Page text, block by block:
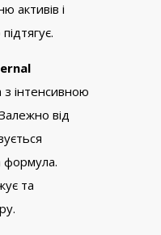
активів і
з інтенсивною
від
формула.
та